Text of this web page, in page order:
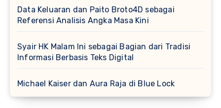
Data Keluaran dan Paito Broto4D sebagai
Referensi Analisis Angka Masa Kini
Syair HK Malam Ini sebagai Bagian dari Tradisi
Informasi Berbasis Teks Digital
Michael Kaiser dan Aura Raja di Blue Lock